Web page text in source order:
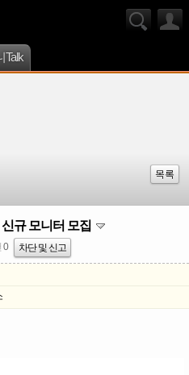
Talk
목록
규 모니터 모집
0 차단 및 신고